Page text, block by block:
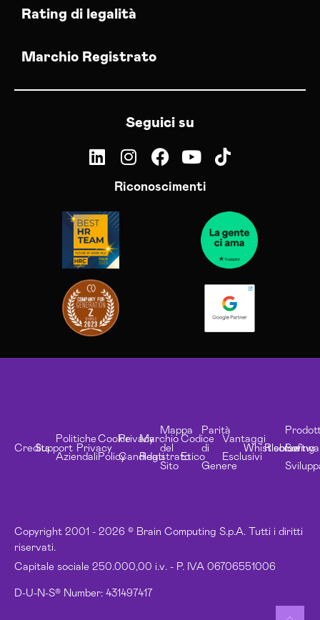
Rating di legalità
Marchio Registrato
Seguici su
Riconoscimenti
Copyright 2001 - 2026 © Brain Computing S.p.A. Tutti i diritti
riservati.
Capitale sociale 250.000,00 i.v. - P. IVA 06706551006
D-U-N-S® Number: 431497417
CreditsSupport
Politiche
Aziendali
Privacy
Cookie
Policy
Privacy
Candidati
Marchio
Registrato
Mappa
del
Sito
Codice
Etico
Parità
di
Genere
Vantaggi
Esclusivi
Whistleblowing
Risorse